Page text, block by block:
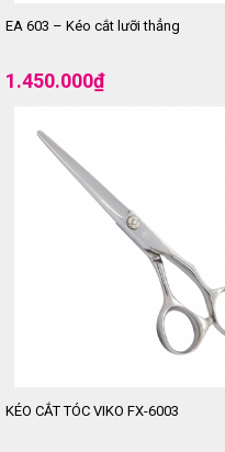
EA 603 – Kéo cắt lưỡi thẳng
1.450.000₫
KÉO CẮT TÓC VIKO FX-6003